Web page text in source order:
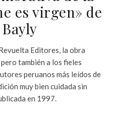
es virgen» de
Editores, la obra
también a los fieles
peruanos más leídos de
muy bien cuidada sin
en 1997.